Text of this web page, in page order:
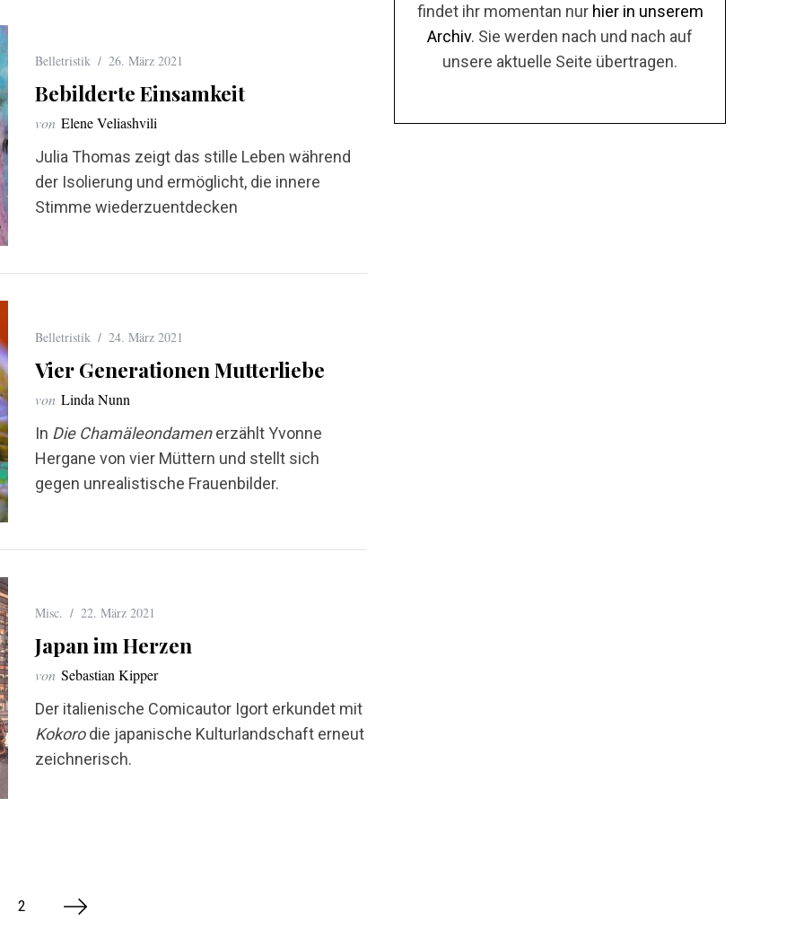
Belletristik 26. März 2021
Bebilderte Einsamkeit
von Elene Veliashvili
Julia Thomas zeigt das stille Leben während
der Isolierung und ermöglicht, die innere
Stimme wiederzuentdecken
Belletristik 24. März 2021
Vier Generationen Mutterliebe
von Linda Nunn
In Die Chamäleondamenerzählt Yvonne
Hergane von vier Müttern und stellt sich
gegen unrealistische Frauenbilder.
Misc. 22. März 2021
Japan im Herzen
von Sebastian Kipper
Der italienische Comicautor Igort erkundet mit
Kokorodie japanische Kulturlandschaft erneut
zeichnerisch.
2
findet ihr momentan nur hier in unserem
Archiv. Sie werden nach und nach auf
unsere aktuelle Seite übertragen.